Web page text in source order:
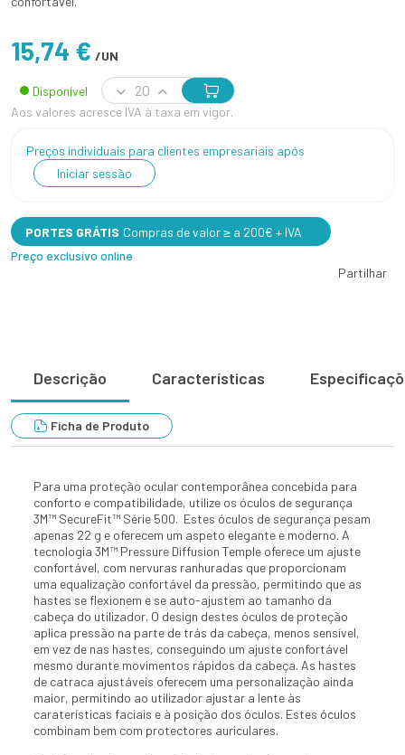
15,74 € /UN
Disponível
Aos valores acresce IVA à taxa em vigor.
Preços individuais para clientes empresariais após
Iniciar sessão
PORTES GRÁTIS Compras de valor ≥ a 200€ + IVA
Preço exclusivo online
Partilhar
Descrição Características
Ficha de Produto
Para uma proteção ocular contemporânea concebida para
conforto e compatibilidade, utilize os óculos de segurança
3M™ SecureFit™ Série 500. Estes óculos de segurança pesam
apenas 22 g e oferecem um aspeto elegante e moderno. A
tecnologia 3M™ Pressure Diffusion Temple oferece um ajuste
confortável, com nervuras ranhuradas que proporcionam
uma equalização confortável da pressão, permitindo que as
hastes se flexionem e se auto-ajustem ao tamanho da
cabeça do utilizador. O design destes óculos de proteção
aplica pressão na parte de trás da cabeça, menos sensível,
em vez de nas hastes, conseguindo um ajuste confortável
mesmo durante movimentos rápidos da cabeça. As hastes
de catraca ajustáveis oferecem uma personalização ainda
maior, permitindo ao utilizador ajustar a lente às
caraterísticas faciais e à posição dos óculos. Estes óculos
combinam bem com protectores auriculares.